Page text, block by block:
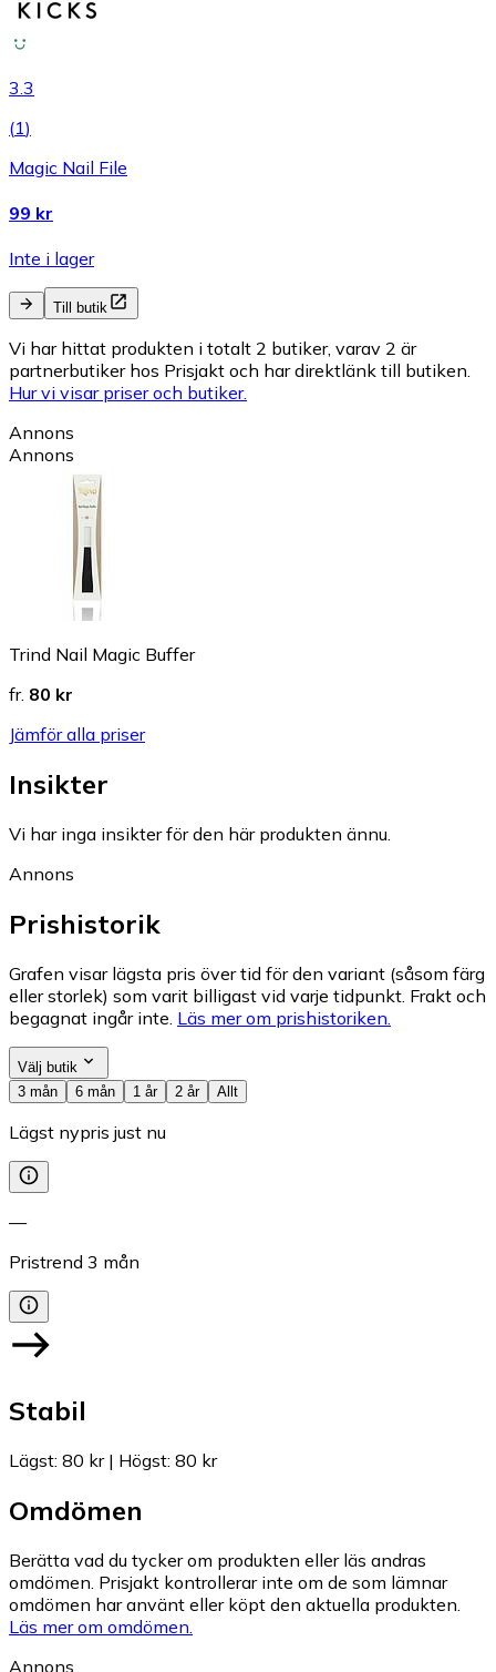
3.3
(1)
Magic Nail File
99 kr
Inte i lager
Till butik
Vi har hittat produkten i totalt 2 butiker, varav 2 är
partnerbutiker hos Prisjakt och har direktlänk till butiken.
Hur vi visar priser och butiker.
Annons
Annons
Trind Nail Magic Buffer
fr. 80 kr
Jämför alla priser
Insikter
Vi har inga insikter för den här produkten ännu.
Annons
Prishistorik
Grafen visar lägsta pris över tid för den variant (såsom färg
eller storlek) som varit billigast vid varje tidpunkt. Frakt och
begagnat ingår inte. Läs mer om prishistoriken.
Välj butik
3 mån
6 mån 1 år 2 år Allt
Lägst nypris just nu
—
Pristrend 3 mån
Stabil
Lägst: 80 kr| Högst: 80 kr
Omdömen
Berätta vad du tycker om produkten eller läs andras
omdömen. Prisjakt kontrollerar inte om de som lämnar
omdömen har använt eller köpt den aktuella produkten.
Läs mer om omdömen.
Annons